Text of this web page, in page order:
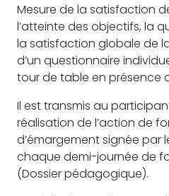
Mesure de la satisfaction
l’atteinte des objectifs, la
la satisfaction globale de
d’un questionnaire
tour de table en présence
Il est transmis au
réalisation de l’action de
d’émargement signée par
chaque demi-journée de
(Dossier pédagogique).